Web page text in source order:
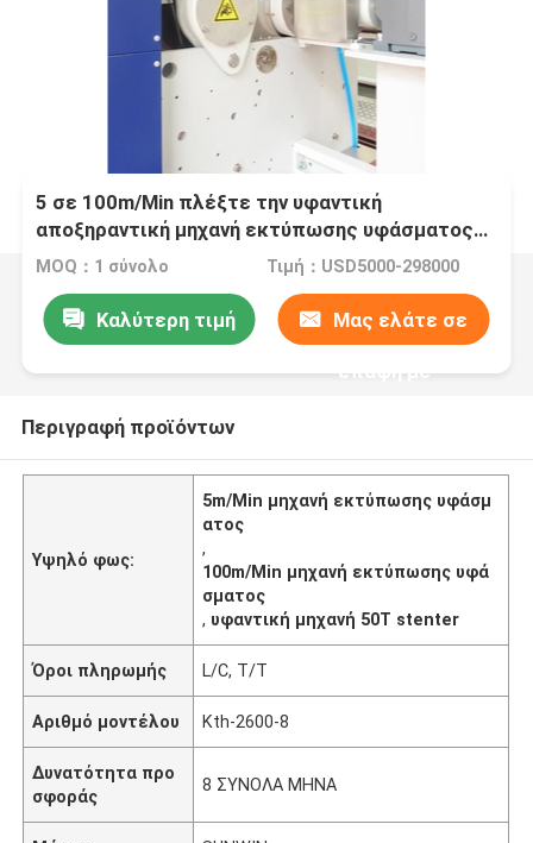
5 σε 100m/Min πλέξτε την υφαντική
αποξηραντική μηχανή εκτύπωσης υφάσματος
Stenter υφάσματος 50T
MOQ：1 σύνολο Τιμή：USD5000-298000
Καλύτερη τιμή Μας ελάτε σε
επαφή με
Περιγραφή προϊόντων
Υψηλό φως:
5m/Min μηχανή εκτύπωσης υφάσμ
ατος
,
100m/Min μηχανή εκτύπωσης υφά
σματος
, υφαντική μηχανή 50T stenter
Όροι πληρωμής L/C, T/T
Αριθμό μοντέλου Kth-2600-8
Δυνατότητα προ
σφοράς
8 ΣΥΝΟΛΑ ΜΗΝΑ